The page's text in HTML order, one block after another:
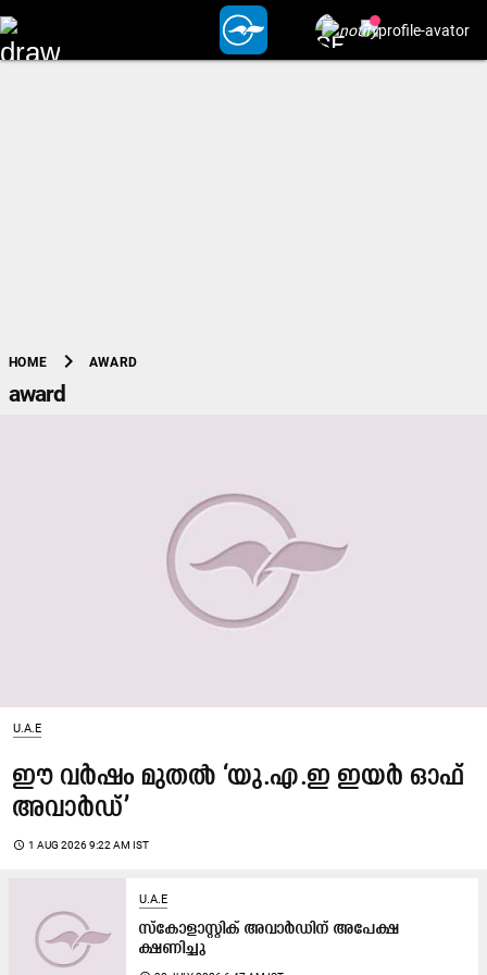
HOME chevron_right AWARD
award
U.A.E
ഈ വർഷം മുതൽ ‘യു.എ.ഇ ഇയർ ഓഫ്
അവാർഡ്’
access_time 1 AUG 2026 9:22 AM IST
U.A.E
സ്കോളാസ്റ്റിക് അവാർഡിന്​ അപേക്ഷ
ക്ഷണിച്ചു